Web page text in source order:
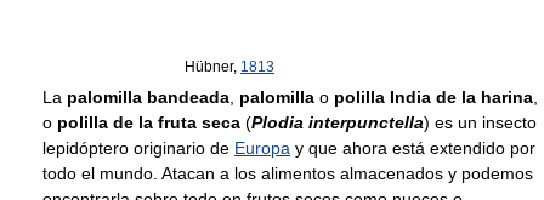
Hübner, 1813
La palomilla bandeada palomilla o polilla India de la harina
o polilla de la fruta seca (Plodia interpunctella) es un insecto
lepidóptero originario de Europa y que ahora está extendido por
todo el mundo. Atacan a los alimentos almacenados y podemos